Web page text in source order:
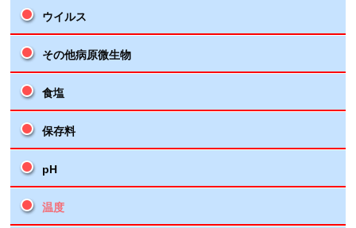
ウイルス
その他病原微生物
食塩
保存料
pH
温度